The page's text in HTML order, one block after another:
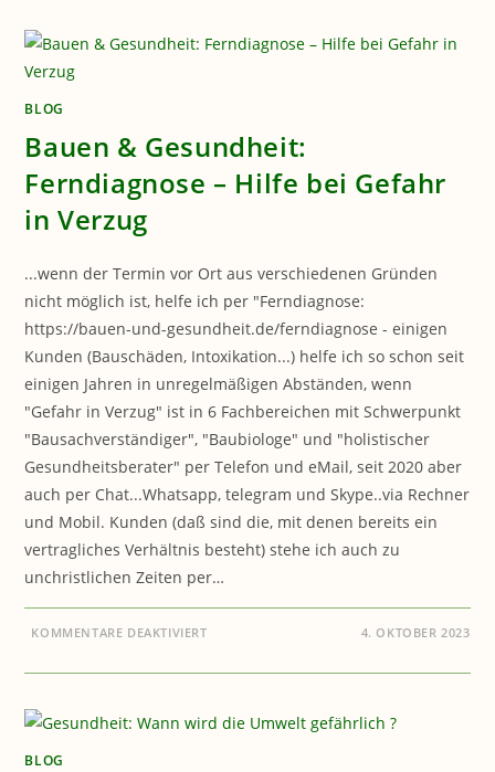
BLOG
Bauen & Gesundheit:
Ferndiagnose – Hilfe bei Gefahr
in Verzug
...wenn der Termin vor Ort aus verschiedenen Gründen
nicht möglich ist, helfe ich per "Ferndiagnose:
https://bauen-und-gesundheit.de/ferndiagnose - einigen
Kunden (Bauschäden, Intoxikation...) helfe ich so schon seit
einigen Jahren in unregelmäßigen Abständen, wenn
"Gefahr in Verzug" ist in 6 Fachbereichen mit Schwerpunkt
"Bausachverständiger", "Baubiologe" und "holistischer
Gesundheitsberater" per Telefon und eMail, seit 2020 aber
auch per Chat...Whatsapp, telegram und Skype..via Rechner
und Mobil. Kunden (daß sind die, mit denen bereits ein
vertragliches Verhältnis besteht) stehe ich auch zu
unchristlichen Zeiten per…
KOMMENTARE DEAKTIVIERTFÜR
GESUNDHEIT:
HILFE
BEI
4. OKTOBER 2023
BLOG